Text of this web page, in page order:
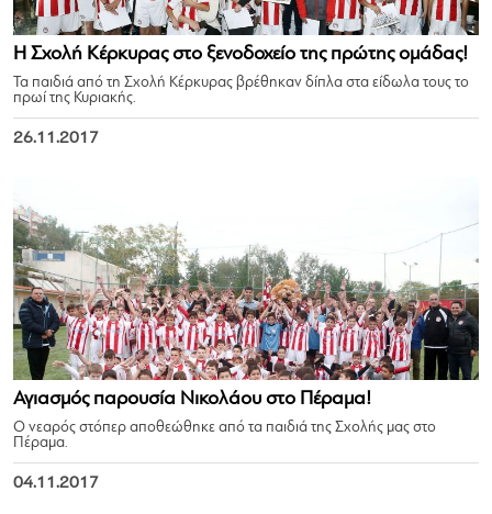
Η Σχολή Κέρκυρας στο ξενοδοχείο της πρώτης ομάδας!
Τα παιδιά από τη Σχολή Κέρκυρας βρέθηκαν δίπλα στα είδωλα τους το
πρωί της Κυριακής.
26.11.2017
Αγιασμός παρουσία Νικολάου στο Πέραμα!
Ο νεαρός στόπερ αποθεώθηκε από τα παιδιά της Σχολής μας στο
Πέραμα.
04.11.2017